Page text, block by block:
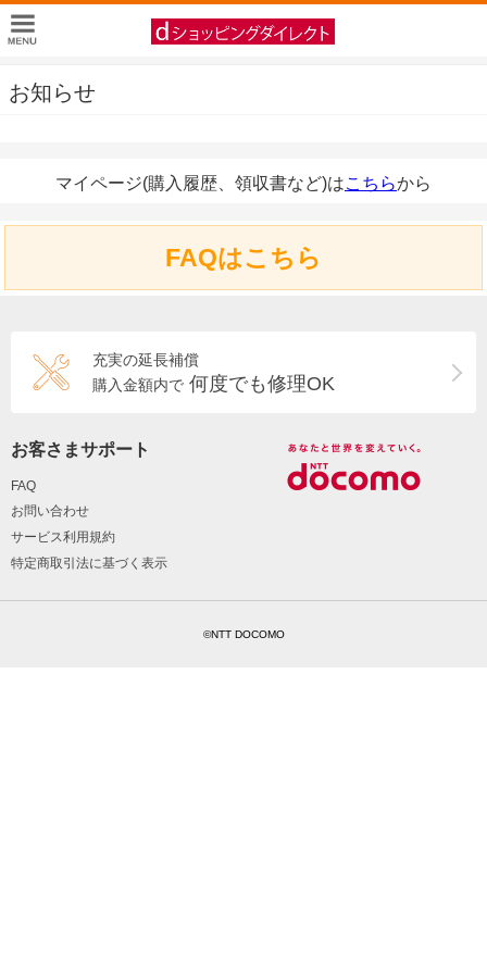
お知らせ
マイページ(購入履歴、領収書など)はこちらから
FAQはこちら
充実の延長補償
購入金額内で 何度でも修理OK
お客さまサポート
FAQ
お問い合わせ
サービス利用規約
特定商取引法に基づく表示
©NTT DOCOMO